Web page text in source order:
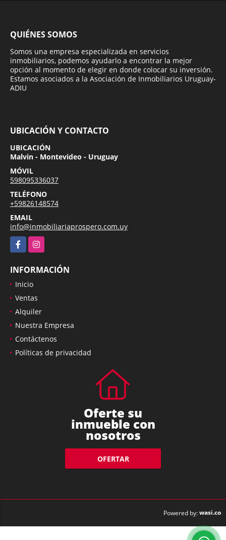
QUIÉNES SOMOS
Somos una empresa especializada en servicios
inmobiliarios, podemos ayudarlo a encontrar la mejor
opción al momento de elegir en donde colocar su inversión.
Estamos asociados a la Asociación de Inmobiliarios Uruguay-
ADIU
UBICACIÓN Y CONTACTO
UBICACIÓN
Malvin - Montevideo - Uruguay
MÓVIL
598095336037
TELÉFONO
+59826148574
EMAIL
info@inmobiliariaprospero.com.uy
FacebookInstagram
INFORMACIÓN
Inicio
Ventas
Alquiler
Nuestra Empresa
Contáctenos
Políticas de privacidad
Oferte su
inmueble con
nosotros
OFERTAR
Powered by:wasi.co